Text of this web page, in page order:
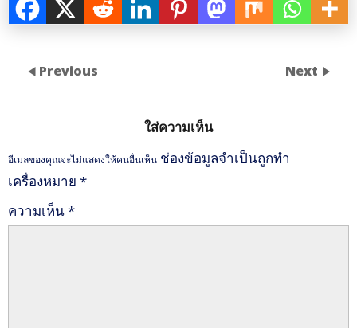
Previous Next
ใส่ความเห็น
อีเมลของคุณจะไม่แสดงให้คนอื่นเห็น ช่องข้อมูลจำเป็นถูกทำ
เครื่องหมาย *
ความเห็น*